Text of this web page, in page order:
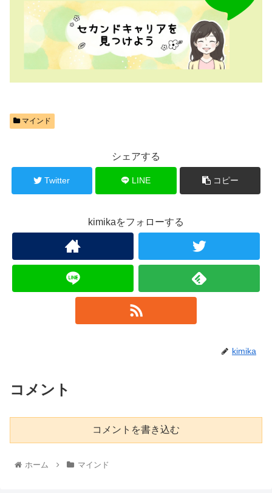
マインド
シェアする
Twitter LINE コピー
kimikaをフォローする
kimika
コメント
コメントを書き込む
ホーム マインド